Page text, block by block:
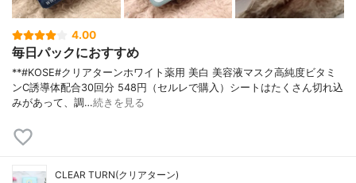
4.00
毎日パックにおすすめ
**#KOSE#クリアターンホワイト薬用 美白 美容液マスク高純度ビタミ
ンC誘導体配合⁡30回分 548円（セルレで購入）⁡シートはたくさん切れ込
みがあって、調…続きを見る
CLEAR TURN(クリアターン)